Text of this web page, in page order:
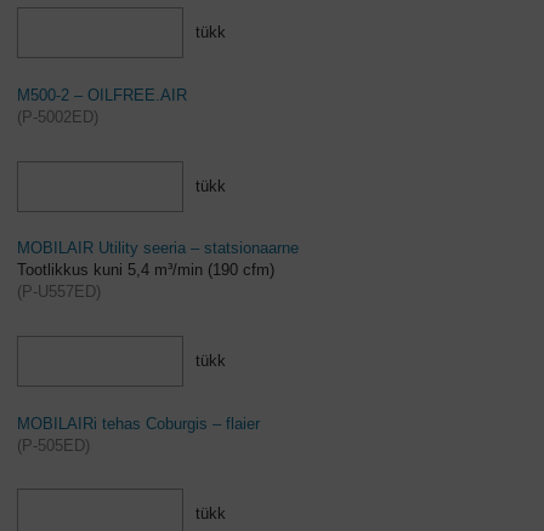
tükk
M500-2 – OILFREE.AIR
(P-5002ED)
tükk
MOBILAIR Utility seeria – statsionaarne
Tootlikkus kuni 5,4 m³/min (190 cfm)
(P-U557ED)
tükk
MOBILAIRi tehas Coburgis – flaier
(P-505ED)
tükk